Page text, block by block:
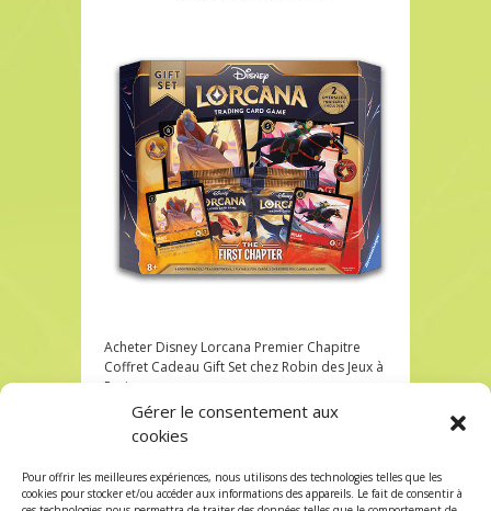
Gérer le consentement aux
cookies
Pour offrir les meilleures expériences, nous utilisons des technologies telles que les
cookies pour stocker et/ou accéder aux informations des appareils. Le fait de consentir à
Acheter Disney Lorcana Premier Chapitre
Coffret Cadeau Gift Set chez Robin des Jeux à
Paris
Acheter Disney Lorcana Premier Chapitre
Coffret Cadeau Gift Set chez Robin des Jeux à
Les commentaires et les trackbacks sont